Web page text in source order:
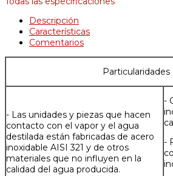
Descripción
Características
Comentarios
Particularidades
- Las unidades y piezas que hacen
contacto con el vapor y el agua
destilada están fabricadas de acero
inoxidable AISI 321 y de otros
materiales que no influyen en la
calidad del agua producida.
-
-